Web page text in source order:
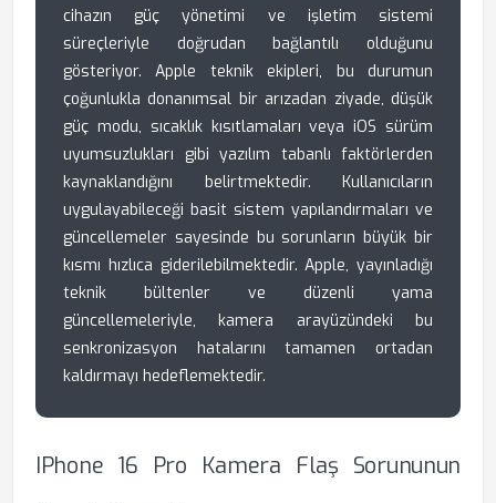
cihazın güç yönetimi ve işletim sistemi
süreçleriyle doğrudan bağlantılı olduğunu
gösteriyor. Apple teknik ekipleri, bu durumun
çoğunlukla donanımsal bir arızadan ziyade, düşük
güç modu, sıcaklık kısıtlamaları veya iOS sürüm
uyumsuzlukları gibi yazılım tabanlı faktörlerden
kaynaklandığını belirtmektedir. Kullanıcıların
uygulayabileceği basit sistem yapılandırmaları ve
güncellemeler sayesinde bu sorunların büyük bir
kısmı hızlıca giderilebilmektedir. Apple, yayınladığı
teknik bültenler ve düzenli yama
güncellemeleriyle, kamera arayüzündeki bu
senkronizasyon hatalarını tamamen ortadan
kaldırmayı hedeflemektedir.
IPhone 16 Pro Kamera Flaş Sorununun